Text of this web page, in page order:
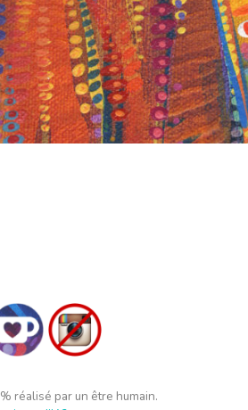
réalisé par un être humain.